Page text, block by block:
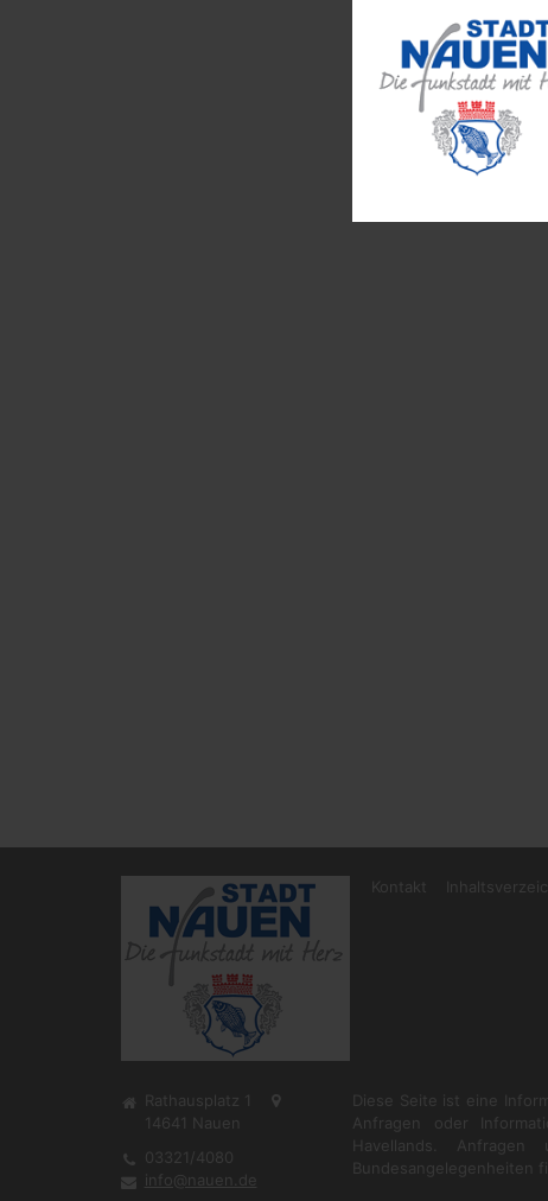
Kontakt
Rathausplatz 1
14641
Nauen
03321/4080
info@nauen.de
Diese Seite ist eine
Anfragen oder
Havellands.
Bundesangelegenheiten